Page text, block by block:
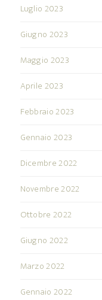
Luglio 2023
Giugno 2023
Maggio 2023
Aprile 2023
Febbraio 2023
Gennaio 2023
Dicembre 2022
Novembre 2022
Ottobre 2022
Giugno 2022
Marzo 2022
Gennaio 2022